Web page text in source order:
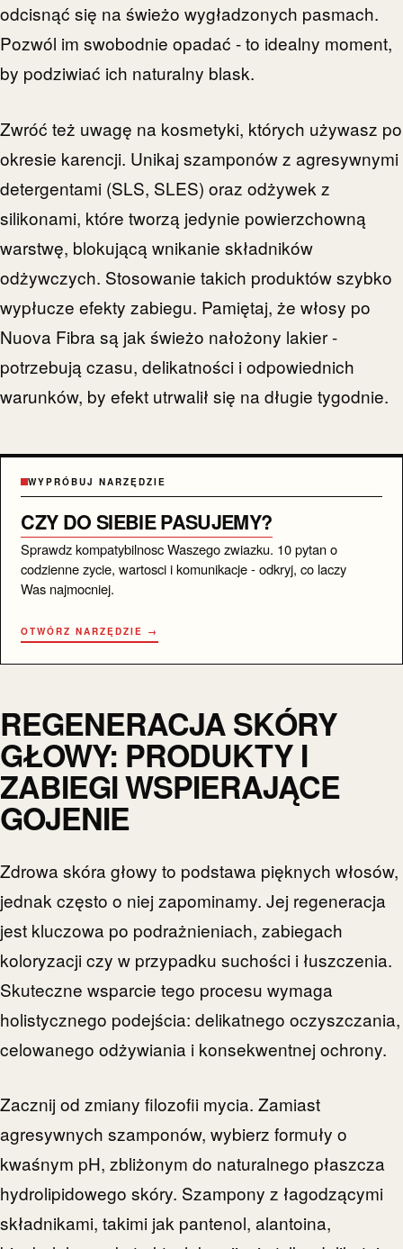
odcisnąć się na świeżo wygładzonych pasmach.
Pozwól im swobodnie opadać - to idealny moment,
by podziwiać ich naturalny blask.
Zwróć też uwagę na kosmetyki, których używasz po
okresie karencji. Unikaj szamponów z agresywnymi
detergentami (SLS, SLES) oraz odżywek z
silikonami, które tworzą jedynie powierzchowną
warstwę, blokującą wnikanie składników
odżywczych. Stosowanie takich produktów szybko
wypłucze efekty zabiegu. Pamiętaj, że włosy po
Nuova Fibra są jak świeżo nałożony lakier -
potrzebują czasu, delikatności i odpowiednich
warunków, by efekt utrwalił się na długie tygodnie.
WYPRÓBUJ NARZĘDZIE
CZY DO SIEBIE PASUJEMY?
Sprawdz kompatybilnosc Waszego zwiazku. 10 pytan o
codzienne zycie, wartosci i komunikacje - odkryj, co laczy
Was najmocniej.
OTWÓRZ NARZĘDZIE →
REGENERACJA SKÓRY
GŁOWY: PRODUKTY I
ZABIEGI WSPIERAJĄCE
GOJENIE
Zdrowa skóra głowy to podstawa pięknych włosów,
jednak często o niej zapominamy. Jej regeneracja
jest kluczowa po podrażnieniach, zabiegach
koloryzacji czy w przypadku suchości i łuszczenia.
Skuteczne wsparcie tego procesu wymaga
holistycznego podejścia: delikatnego oczyszczania,
celowanego odżywiania i konsekwentnej ochrony.
Zacznij od zmiany filozofii mycia. Zamiast
agresywnych szamponów, wybierz formuły o
kwaśnym pH, zbliżonym do naturalnego płaszcza
hydrolipidowego skóry. Szampony z łagodzącymi
składnikami, takimi jak pantenol, alantoina,